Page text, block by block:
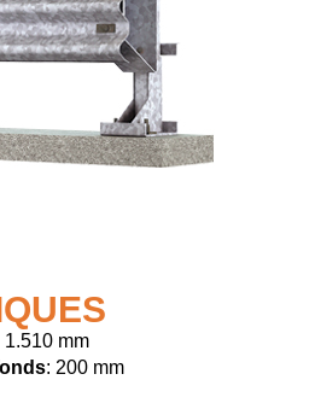
1.510 mm
: 200 mm